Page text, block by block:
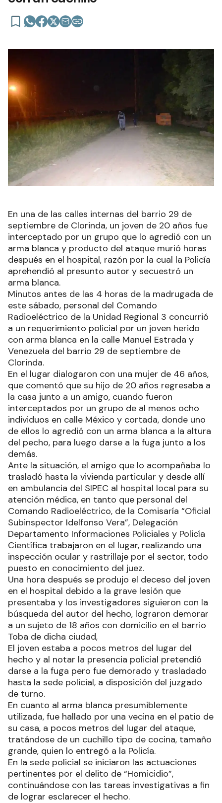
En una de las calles internas del barrio 29 de
septiembre de Clorinda, un joven de 20 años fue
interceptado por un grupo que lo agredió con un
arma blanca y producto del ataque murió horas
después en el hospital, razón por la cual la Policía
aprehendió al presunto autor y secuestró un
arma blanca.
Minutos antes de las 4 horas de la madrugada de
este sábado, personal del Comando
Radioeléctrico de la Unidad Regional 3 concurrió
a un requerimiento policial por un joven herido
con arma blanca en la calle Manuel Estrada y
Venezuela del barrio 29 de septiembre de
Clorinda.
En el lugar dialogaron con una mujer de 46 años,
que comentó que su hijo de 20 años regresaba a
la casa junto a un amigo, cuando fueron
interceptados por un grupo de al menos ocho
individuos en calle México y cortada, donde uno
de ellos lo agredió con un arma blanca a la altura
del pecho, para luego darse a la fuga junto a los
demás.
Ante la situación, el amigo que lo acompañaba lo
trasladó hasta la vivienda particular y desde allí
en ambulancia del SIPEC al hospital local para su
atención médica, en tanto que personal del
Comando Radioeléctrico, de la Comisaría “Oficial
Subinspector Idelfonso Vera”, Delegación
Departamento Informaciones Policiales y Policía
Científica trabajaron en el lugar, realizando una
inspección ocular y rastrillaje por el sector, todo
puesto en conocimiento del juez.
Una hora después se produjo el deceso del joven
en el hospital debido a la grave lesión que
presentaba y los investigadores siguieron con la
búsqueda del autor del hecho, lograron demorar
a un sujeto de 18 años con domicilio en el barrio
Toba de dicha ciudad,
El joven estaba a pocos metros del lugar del
hecho y al notar la presencia policial pretendió
darse a la fuga pero fue demorado y trasladado
hasta la sede policial, a disposición del juzgado
de turno.
En cuanto al arma blanca presumiblemente
utilizada, fue hallado por una vecina en el patio de
su casa, a pocos metros del lugar del ataque,
tratándose de un cuchillo tipo de cocina, tamaño
grande, quien lo entregó a la Policía.
En la sede policial se iniciaron las actuaciones
pertinentes por el delito de “Homicidio”,
continuándose con las tareas investigativas a fin
de lograr esclarecer el hecho.